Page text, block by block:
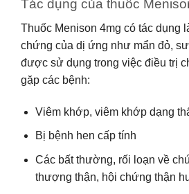
Tác dụng của thuốc
Thuốc Menison 4mg có tác dụng
chứng của dị ứng như mẩn đỏ,
được sử dụng trong việc điều trị
gặp các bệnh:
Viêm khớp, viêm khớp dạng
Bị bệnh hen cấp tính
Các bất thường, rối loạn về
thượng thận, hội chứng thận